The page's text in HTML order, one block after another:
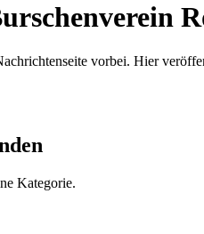
vorbei. Hier
Kategorie.